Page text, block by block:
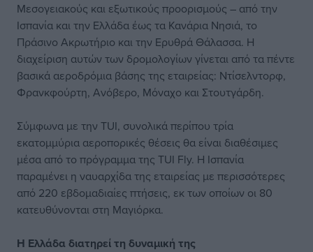
Μεσογειακούς και εξωτικούς προορισμούς – από την
Ισπανία και την Ελλάδα έως τα Κανάρια Νησιά, το
Πράσινο Ακρωτήριο και την Ερυθρά Θάλασσα. Η
διαχείριση αυτών των δρομολογίων γίνεται από τα πέντε
βασικά αεροδρόμια βάσης της εταιρείας: Ντίσελντορφ,
Φρανκφούρτη, Ανόβερο, Μόναχο και Στουτγάρδη.
Σύμφωνα με την TUI, συνολικά περίπου τρία
εκατομμύρια αεροπορικές θέσεις θα είναι διαθέσιμες
μέσα από το πρόγραμμα της TUI Fly. Η Ισπανία
παραμένει η ναυαρχίδα της εταιρείας με περισσότερες
από 220 εβδομαδιαίες πτήσεις, εκ των οποίων οι 80
κατευθύνονται στη Μαγιόρκα.
Η Ελλάδα διατηρεί τη δυναμική της